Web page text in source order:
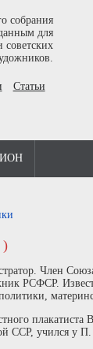
собрания
для
советских
Статьи
)
Член
РСФСР.
ССР, учился у